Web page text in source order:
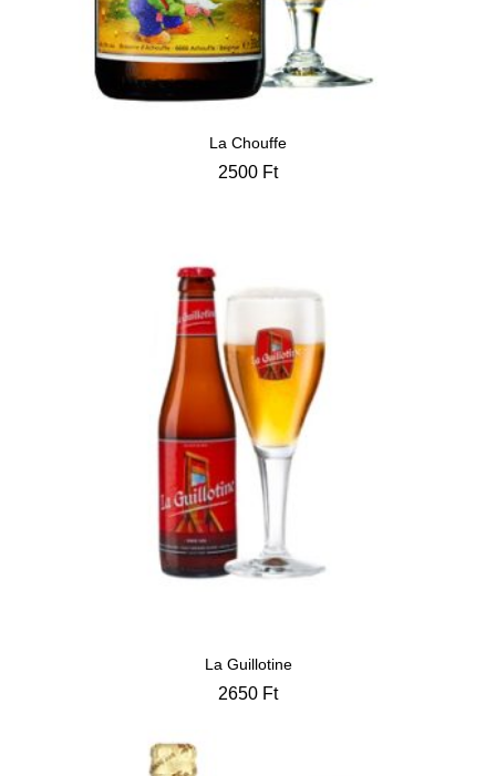
La Chouffe
2500 Ft
La Guillotine
2650 Ft